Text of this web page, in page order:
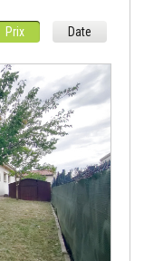
Prix Date